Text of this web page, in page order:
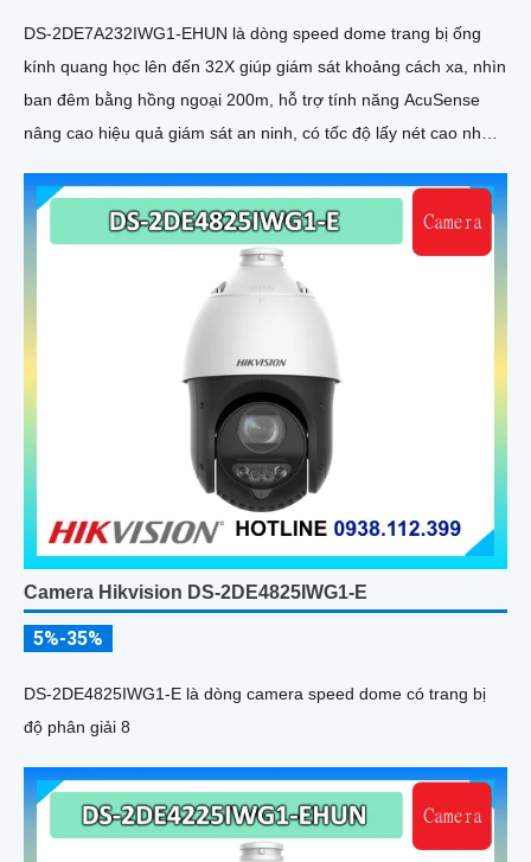
DS-2DE7A232IWG1-EHUN là dòng speed dome trang bị ống
kính quang học lên đến 32X giúp giám sát khoảng cách xa, nhìn
ban đêm bằng hồng ngoại 200m, hỗ trợ tính năng AcuSense
nâng cao hiệu quả giám sát an ninh, có tốc độ lấy nét cao nhờ
Camera Hikvision DS-2DE4825IWG1-E
5%-35%
DS-2DE4825IWG1-E là dòng camera speed dome có trang bị
độ phân giải 8